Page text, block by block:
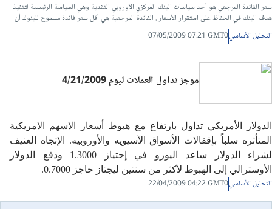
سعر الفائدة المرجعي هو أحد سياسات البنك المركزي الأوروبي النقدية وهي السياسة الرئيسية لتنفيذ
هدف البنك في الحفاظ على استقرار الأسعار . الفائدة المرجعية هي أقل سعر فائدة مسموح للبنوك أن
تتداول الائتمان في ما بينها. يختلف سعر الفائدة المرجعية عن سعر فائدة الإيداع في البنك المركزي
الأوروبي و سعر فائدة الاقتراض منه حيث يكون سعر الفائدة المرجعي بينهما بحسب ما يراه البنك
التحليل الأساسي07/05/2009 07:21 GMT0
موجز تداول العملات ليوم 4/21/2009
الدولار الأمريكي تداول بارتفاع مع هبوط أسعار الاسهم الامريكية
المتأثره سلباً بإقفالات الأسواق الآسيويه والأوروبيه. الإتجاه العنيف
لشراء الدولار ساعد اليورو في إجتياز 1.3000 ودفع الدولار
الأوسترالي إلى الهبوط لأكثر من سنتين ليجتاز حاجز 0.7000.
التحليل الأساسي22/04/2009 04:22 GMT0